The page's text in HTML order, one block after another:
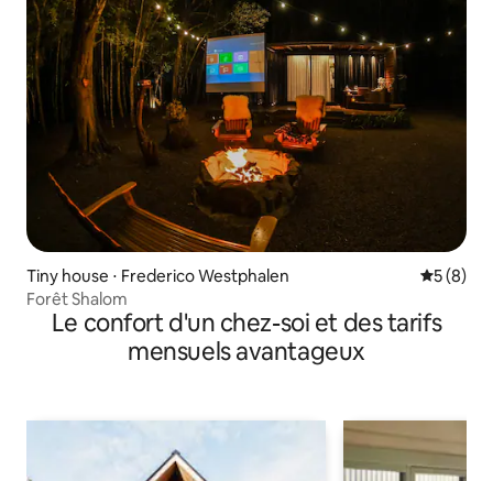
Tiny house ⋅ Frederico Westphalen
5 (8)
Forêt Shalom
Le confort d'un chez-soi et des tarifs
mensuels avantageux